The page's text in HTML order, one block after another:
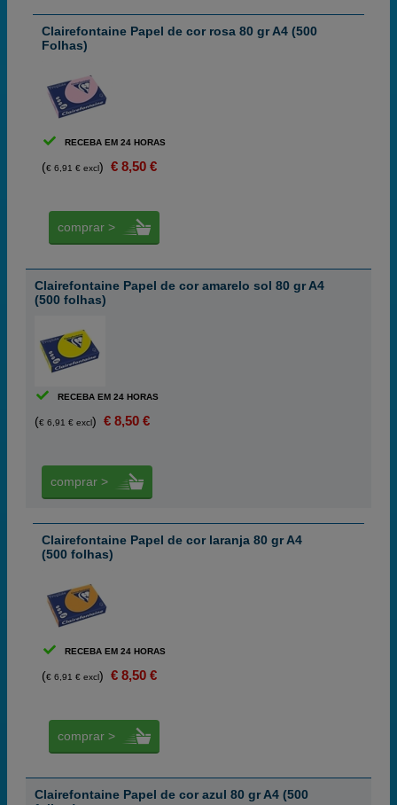
Clairefontaine Papel de cor rosa 80 gr A4 (500
Folhas)
RECEBA EM 24 HORAS
(€ 6,91 € excl) € 8,50 €
comprar >
Clairefontaine Papel de cor amarelo sol 80 gr A4
(500 folhas)
RECEBA EM 24 HORAS
(€ 6,91 € excl) € 8,50 €
comprar >
Clairefontaine Papel de cor laranja 80 gr A4
(500 folhas)
RECEBA EM 24 HORAS
(€ 6,91 € excl) € 8,50 €
comprar >
Clairefontaine Papel de cor azul 80 gr A4 (500